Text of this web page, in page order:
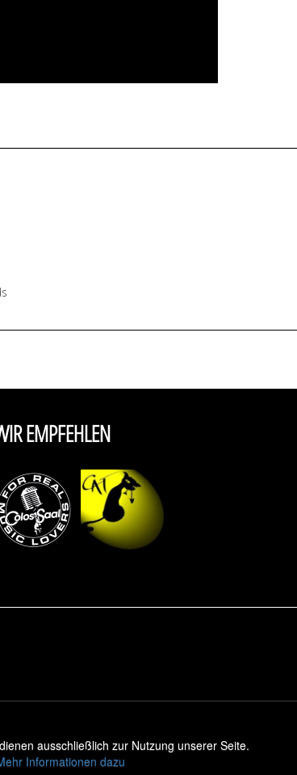
EMPFEHLEN
ausschließlich zur Nutzung unserer Seite.
Informationen dazu